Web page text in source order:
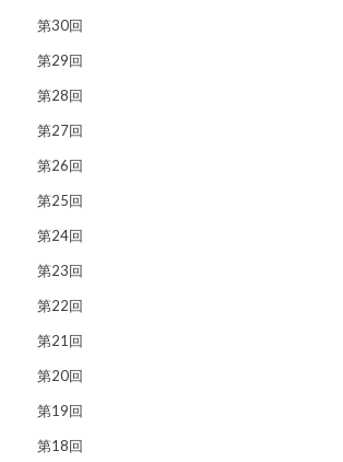
第30回
第29回
第28回
第27回
第26回
第25回
第24回
第23回
第22回
第21回
第20回
第19回
第18回